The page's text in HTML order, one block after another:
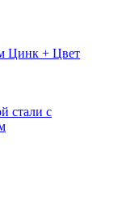
Цинк + Цвет
стали с